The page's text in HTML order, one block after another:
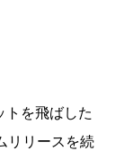
トを飛ばした
リリースを続